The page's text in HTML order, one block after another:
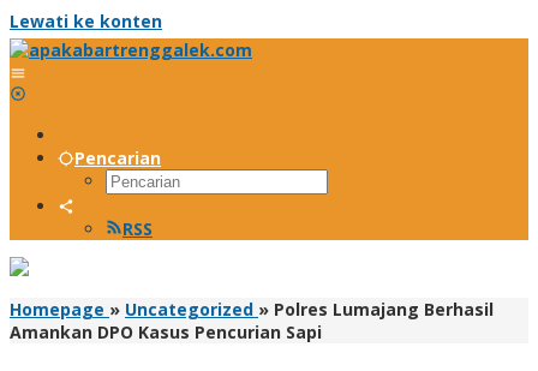
Lewati ke konten
Pencarian
RSS
Homepage » Uncategorized » Polres Lumajang Berhasil
Amankan DPO Kasus Pencurian Sapi